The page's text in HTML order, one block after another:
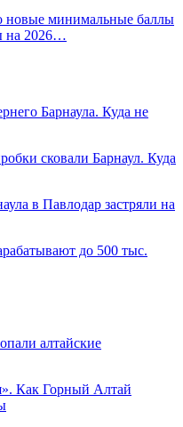
новые минимальные баллы
на 2026…
Барнаула. Куда не
сковали Барнаул. Куда
в Павлодар застряли на
до 500 тыс.
алтайские
Как Горный Алтай